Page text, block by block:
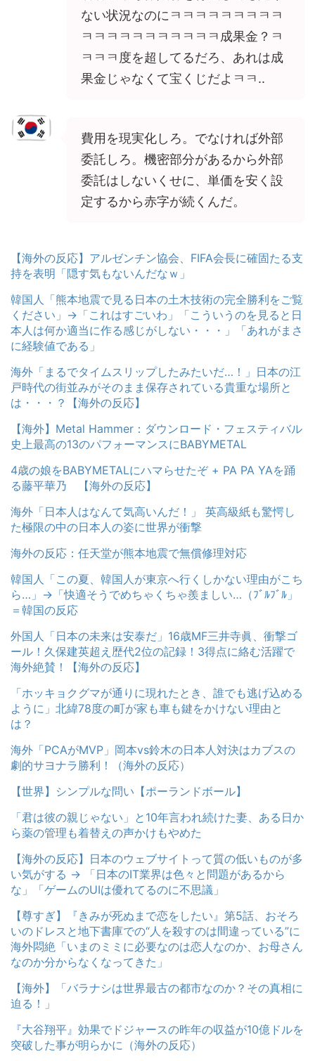
ない状況なのにㅋㅋㅋㅋㅋㅋㅋㅋㅋ
ㅋㅋㅋㅋㅋㅋㅋㅋㅋㅋㅋ成果金？ㅋ
ㅋㅋㅋ度を超してるだろ、あれは成
果金じゃなくて宝くじだよㅋㅋ..
費用を現実化しろ。でなければ外部
委託しろ。機密部分があるから外部
委託はしないくせに、単価を安く設
定するから赤字が続くんだ。
【海外の反応】アルゼンチン協会、FIFA会長に確固たる支
持を表明「隠す気もないんだなｗ」
韓国人「熊本地震で見る日本の土木技術の完全勝利をご覧
ください」→「これはすごいわ」「こういうのを見ると日
本人は何か適当に作る感じがしない・・・」「あれがまさ
に経験値である」
海外「まるでタイムスリップしたみたいだ…！」日本の江
戸時代の街並みがそのまま保存されている貴重な場所と
は・・・？【海外の反応】
【海外】Metal Hammer：ダウンロード・フェスティバル
史上最高の13のパフォーマンスにBABYMETAL
4歳の娘をBABYMETALにハマらせたぞ + PA PA YAを踊
る藤平華乃 【海外の反応】
海外「日本人はなんて気高いんだ！」 英高級紙も驚愕し
た極限の中の日本人の姿に世界が衝撃
海外の反応：任天堂が熊本地震で無償修理対応
韓国人「この夏、韓国人が東京へ行くしかない理由がこち
ら…」→「快適そうでめちゃくちゃ羨ましい…（ﾌﾞﾙﾌﾞﾙ」
＝韓国の反応
外国人「日本の未来は安泰だ」16歳MF三井寺眞、衝撃ゴ
ール！久保建英超え歴代2位の記録！3得点に絡む活躍で
海外絶賛！【海外の反応】
「ホッキョクグマが通りに現れたとき、誰でも逃げ込める
ように」北緯78度の町が家も車も鍵をかけない理由と
は？
海外「PCAがMVP」岡本vs鈴木の日本人対決はカブスの
劇的サヨナラ勝利！（海外の反応）
【世界】シンプルな問い【ポーランドボール】
「君は彼の親じゃない」と10年言われ続けた妻、ある日か
ら薬の管理も着替えの声かけもやめた
【海外の反応】日本のウェブサイトって質の低いものが多
い気がする → 「日本のIT業界は色々と問題があるから
な」「ゲームのUIは優れてるのに不思議」
【尊すぎ】『きみが死ぬまで恋をしたい』第5話、おそろ
いのドレスと地下書庫での“人を殺すのは間違っている”に
海外悶絶「いまのミミに必要なのは恋人なのか、お母さん
なのか分からなくなってきた」
【海外】「バラナシは世界最古の都市なのか？その真相に
迫る！」
『大谷翔平』効果でドジャースの昨年の収益が10億ドルを
突破した事が明らかに（海外の反応）